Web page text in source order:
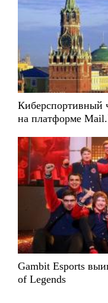
Киберспортивный
на платформе
Gambit Esports
of Legends